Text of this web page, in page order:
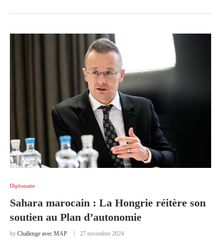
Diplomatie
Sahara marocain : La Hongrie réitère son
soutien au Plan d’autonomie
by Challenge avec MAP 27 novembre 2024